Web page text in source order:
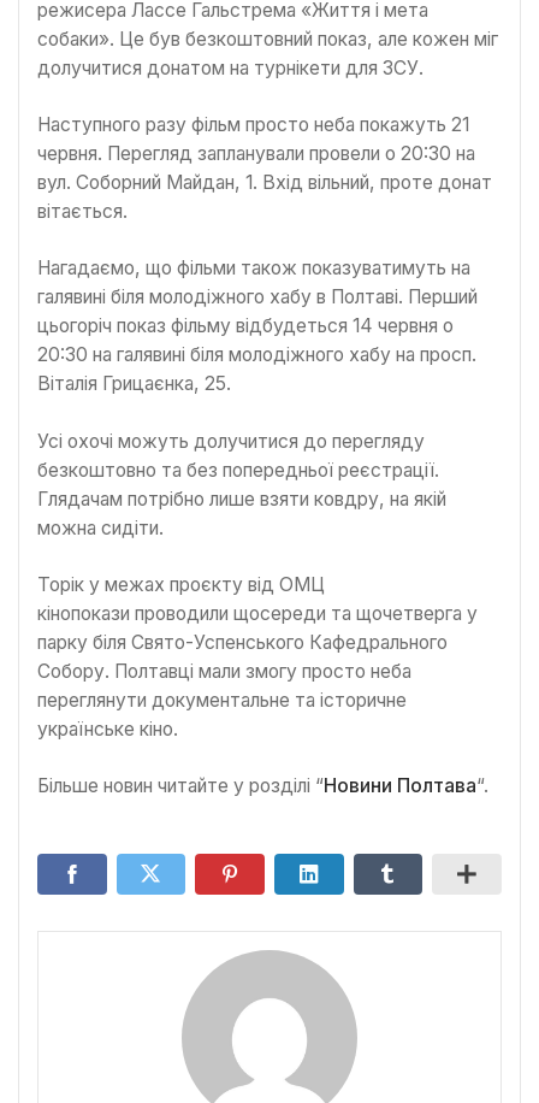
режисера Лассе Гальстрема «Життя і мета
собаки». Це був безкоштовний показ, але кожен міг
долучитися донатом на турнікети для ЗСУ.
Наступного разу фільм просто неба покажуть 21
червня. Перегляд запланували провели о 20:30 на
вул. Соборний Майдан, 1. Вхід вільний, проте донат
вітається.
Нагадаємо, що фільми також показуватимуть на
галявині біля молодіжного хабу в Полтаві. Перший
цьогоріч показ фільму відбудеться 14 червня о
20:30 на галявині біля молодіжного хабу на просп.
Віталія Грицаєнка, 25.
Усі охочі можуть долучитися до перегляду
безкоштовно та без попередньої реєстрації.
Глядачам потрібно лише взяти ковдру, на якій
можна сидіти.
Торік у межах проєкту від ОМЦ
кінопокази проводили щосереди та щочетверга у
парку біля Свято-Успенського Кафедрального
Собору. Полтавці мали змогу просто неба
переглянути документальне та історичне
українське кіно.
Більше новин читайте у розділі “Новини Полтава“.